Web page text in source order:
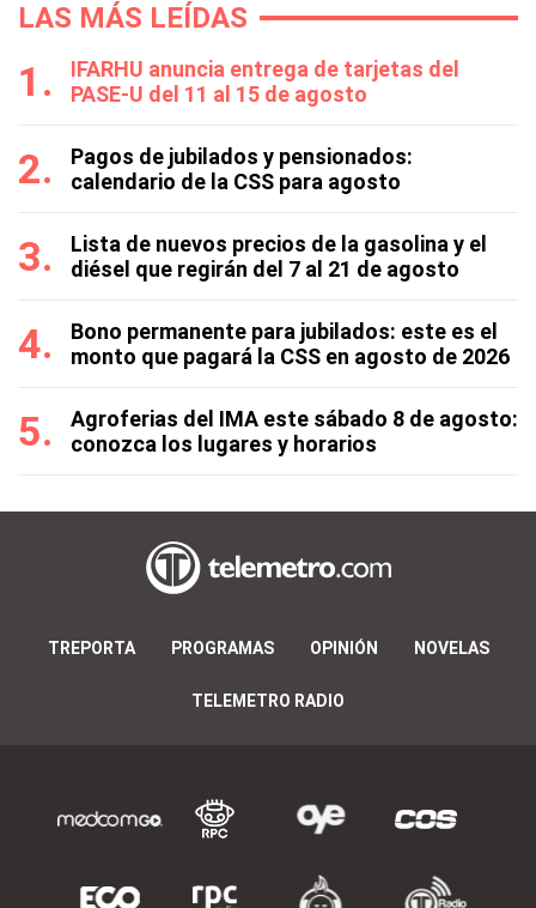
LAS MÁS LEÍDAS
IFARHU anuncia entrega de tarjetas del
PASE-U del 11 al 15 de agosto
Pagos de jubilados y pensionados:
calendario de la CSS para agosto
Lista de nuevos precios de la gasolina y el
diésel que regirán del 7 al 21 de agosto
Bono permanente para jubilados: este es el
monto que pagará la CSS en agosto de 2026
Agroferias del IMA este sábado 8 de agosto:
conozca los lugares y horarios
TREPORTA PROGRAMAS OPINIÓN NOVELAS
TELEMETRO RADIO